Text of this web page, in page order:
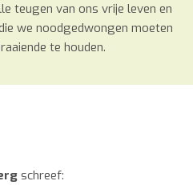
teugen van ons vrije leven en
we noodgedwongen moeten
te houden.
schreef: